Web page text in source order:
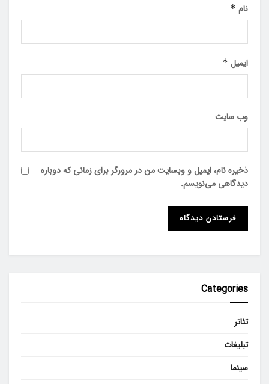
نام *
ایمیل *
وب‌ سایت
ذخیره نام، ایمیل و وبسایت من در مرورگر برای زمانی که دوباره
دیدگاهی می‌نویسم.
Categories
تئاتر
تبلیغات
سینما